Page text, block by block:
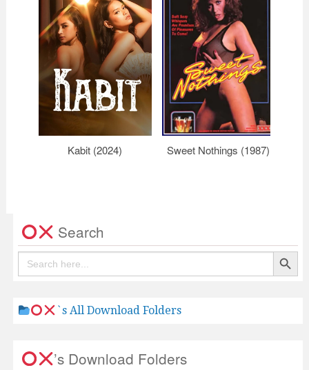
Kabit (2024) Sweet Nothings (1987)
Search
Search
for:
Search Button
`s All Download Folders
’s Download Folders